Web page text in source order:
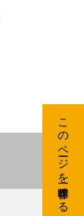
このページを一時保存する